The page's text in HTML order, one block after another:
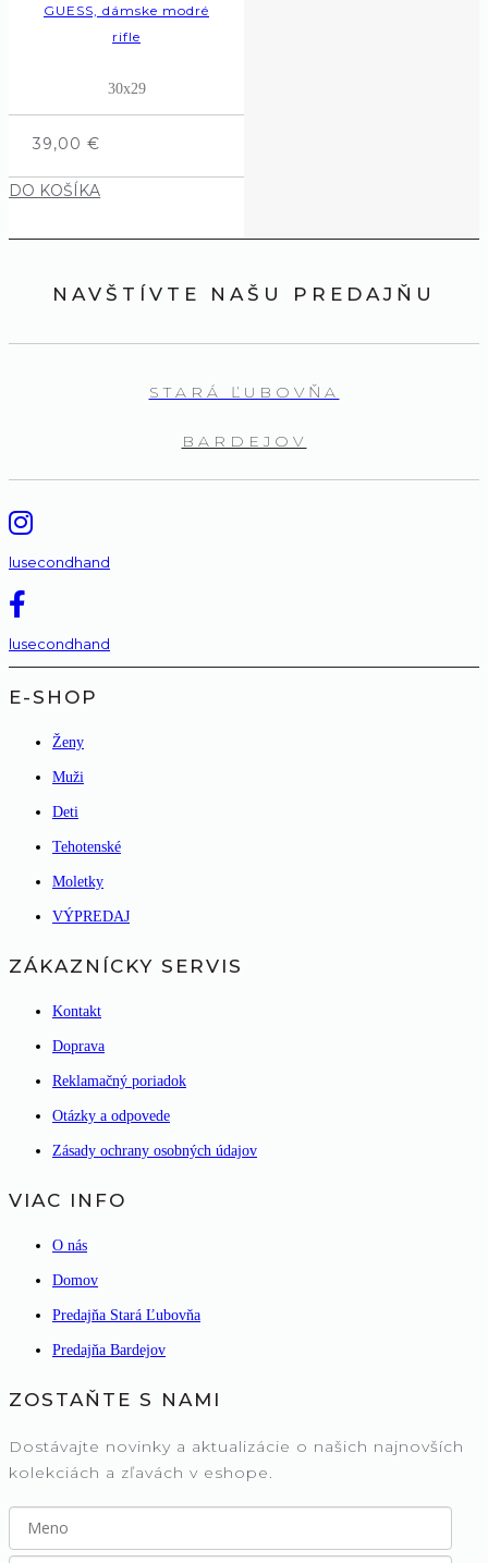
GUESS, dámske modré
rifle
30x29
39,00 €
DO KOŠÍKA
NAVŠTÍVTE NAŠU PREDAJŇU
STARÁ ĽUBOVŇA
BARDEJOV
lusecondhand
lusecondhand
E-SHOP
Ženy
Muži
Deti
Tehotenské
Moletky
VÝPREDAJ
ZÁKAZNÍCKY SERVIS
Kontakt
Doprava
Reklamačný poriadok
Otázky a odpovede
Zásady ochrany osobných údajov
VIAC INFO
O nás
Domov
Predajňa Stará Ľubovňa
Predajňa Bardejov
ZOSTAŇTE S NAMI
Dostávajte novinky a aktualizácie o našich najnovších
kolekciách a zľavách v eshope.